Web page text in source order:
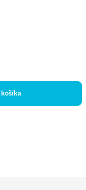
košíka